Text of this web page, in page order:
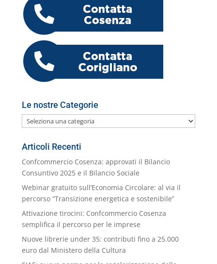
b
o
o
k
dI
n
A
p
p er
o
o
M
ai
l
di
Le nostre Categorie
Le
nostre
Categorie
Articoli Recenti
Confcommercio Cosenza: approvati il Bilancio
Consuntivo 2025 e il Bilancio Sociale
Webinar gratuito sull’Economia Circolare: al via il
percorso “Transizione energetica e sostenibile”
Attivazione tirocini: Confcommercio Cosenza
semplifica il percorso per le imprese
Nuove librerie under 35: contributi fino a 25.000
euro dal Ministero della Cultura